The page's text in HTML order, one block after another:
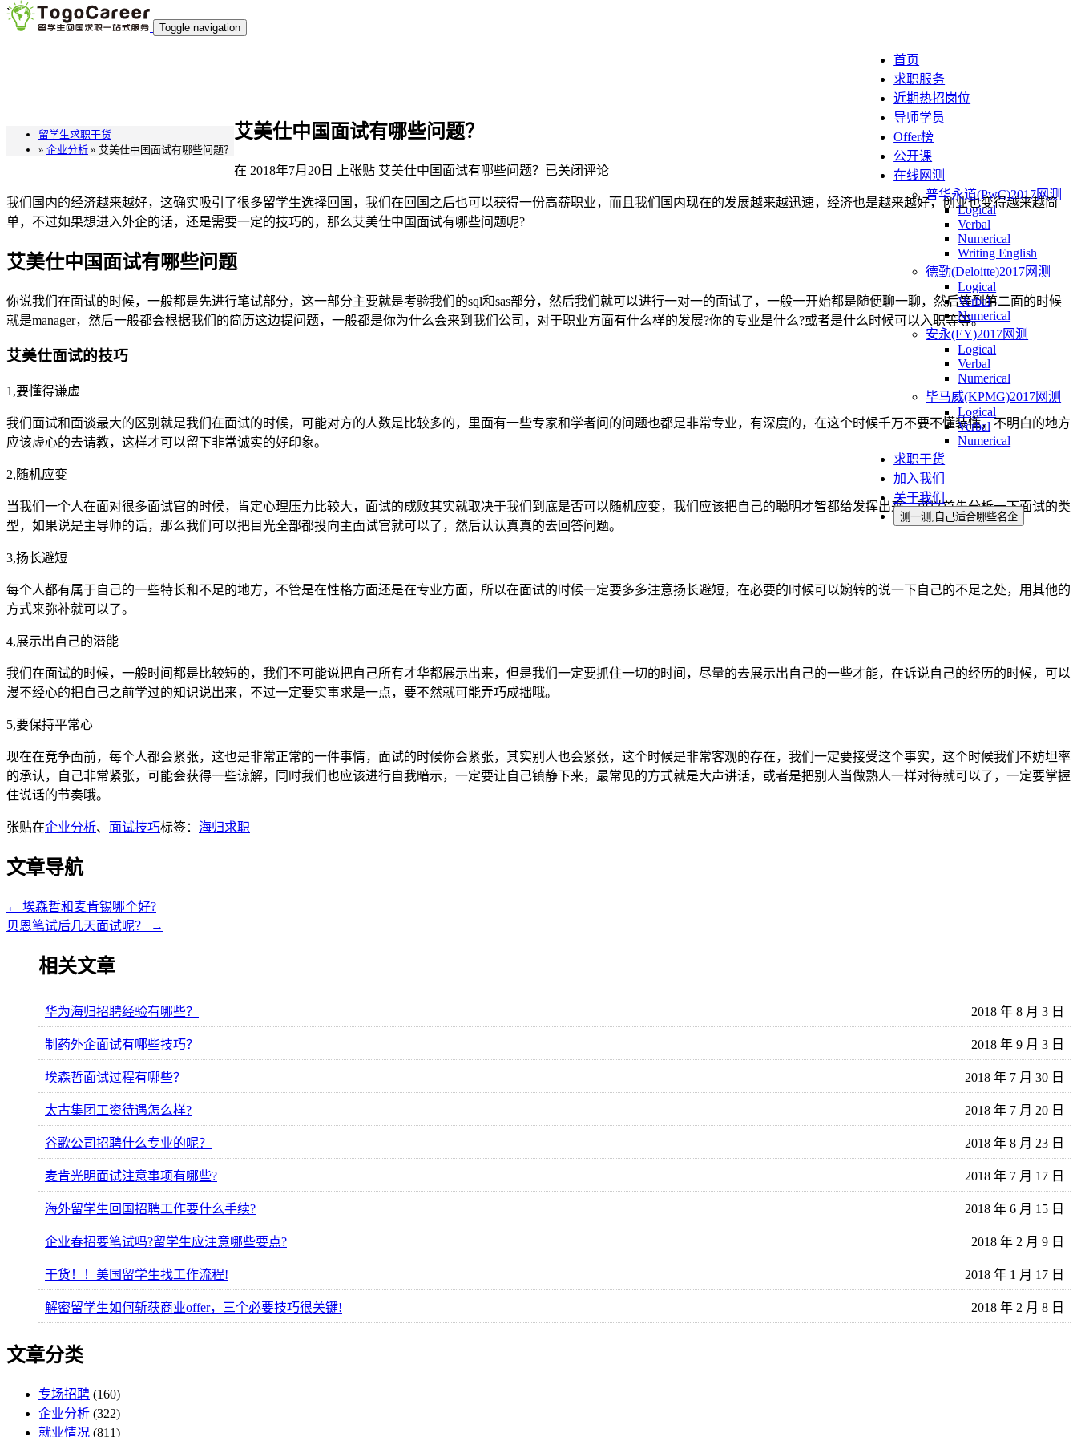
`
Toggle navigation
首页
求职服务
近期热招岗位
导师学员
Offer榜
公开课
在线网测
普华永道(PwC)2017网测
Logical
Verbal
Numerical
Writing English
德勤(Deloitte)2017网测
Logical
Verbal
Numerical
安永(EY)2017网测
Logical
Verbal
Numerical
毕马威(KPMG)2017网测
Logical
Verbal
Numerical
求职干货
加入我们
关于我们
测一测,自己适合哪些名企
留学生求职干货
» 企业分析 » 艾美仕中国面试有哪些问题？
艾美仕中国面试有哪些问题？
在 2018年7月20日 上张贴 艾美仕中国面试有哪些问题？ 已关闭评论
我们国内的经济越来越好，这确实吸引了很多留学生选择回国，我们在回国之后也可以获得一份高薪职业，而且我们国内现在的发展越来越迅速，经济也是越来越好，创业也变得越来越简
单，不过如果想进入外企的话，还是需要一定的技巧的，那么艾美仕中国面试有哪些问题呢?
艾美仕中国面试有哪些问题
你说我们在面试的时候，一般都是先进行笔试部分，这一部分主要就是考验我们的sql和sas部分，然后我们就可以进行一对一的面试了，一般一开始都是随便聊一聊，然后等到第二面的时候
就是manager，然后一般都会根据我们的简历这边提问题，一般都是你为什么会来到我们公司，对于职业方面有什么样的发展?你的专业是什么?或者是什么时候可以入职等等。
艾美仕面试的技巧
1,要懂得谦虚
我们面试和面谈最大的区别就是我们在面试的时候，可能对方的人数是比较多的，里面有一些专家和学者问的问题也都是非常专业，有深度的，在这个时候千万不要不懂装懂，不明白的地方
应该虚心的去请教，这样才可以留下非常诚实的好印象。
2,随机应变
当我们一个人在面对很多面试官的时候，肯定心理压力比较大，面试的成败其实就取决于我们到底是否可以随机应变，我们应该把自己的聪明才智都给发挥出来，可以首先分析一下面试的类
型，如果说是主导师的话，那么我们可以把目光全部都投向主面试官就可以了，然后认认真真的去回答问题。
3,扬长避短
每个人都有属于自己的一些特长和不足的地方，不管是在性格方面还是在专业方面，所以在面试的时候一定要多多注意扬长避短，在必要的时候可以婉转的说一下自己的不足之处，用其他的
方式来弥补就可以了。
4,展示出自己的潜能
我们在面试的时候，一般时间都是比较短的，我们不可能说把自己所有才华都展示出来，但是我们一定要抓住一切的时间，尽量的去展示出自己的一些才能，在诉说自己的经历的时候，可以
漫不经心的把自己之前学过的知识说出来，不过一定要实事求是一点，要不然就可能弄巧成拙哦。
5,要保持平常心
现在在竞争面前，每个人都会紧张，这也是非常正常的一件事情，面试的时候你会紧张，其实别人也会紧张，这个时候是非常客观的存在，我们一定要接受这个事实，这个时候我们不妨坦率
的承认，自己非常紧张，可能会获得一些谅解，同时我们也应该进行自我暗示，一定要让自己镇静下来，最常见的方式就是大声讲话，或者是把别人当做熟人一样对待就可以了，一定要掌握
住说话的节奏哦。
张贴在企业分析、 面试技巧标签： 海归求职
文章导航
← 埃森哲和麦肯锡哪个好?
贝恩笔试后几天面试呢？
→
相关文章
华为海归招聘经验有哪些？ 2018 年 8 月 3 日
制药外企面试有哪些技巧？ 2018 年 9 月 3 日
埃森哲面试过程有哪些？ 2018 年 7 月 30 日
太古集团工资待遇怎么样? 2018 年 7 月 20 日
谷歌公司招聘什么专业的呢？ 2018 年 8 月 23 日
麦肯光明面试注意事项有哪些? 2018 年 7 月 17 日
海外留学生回国招聘工作要什么手续? 2018 年 6 月 15 日
企业春招要笔试吗?留学生应注意哪些要点? 2018 年 2 月 9 日
干货！！美国留学生找工作流程! 2018 年 1 月 17 日
解密留学生如何斩获商业offer，三个必要技巧很关键! 2018 年 2 月 8 日
文章分类
专场招聘 (160)
企业分析 (322)
就业情况 (811)